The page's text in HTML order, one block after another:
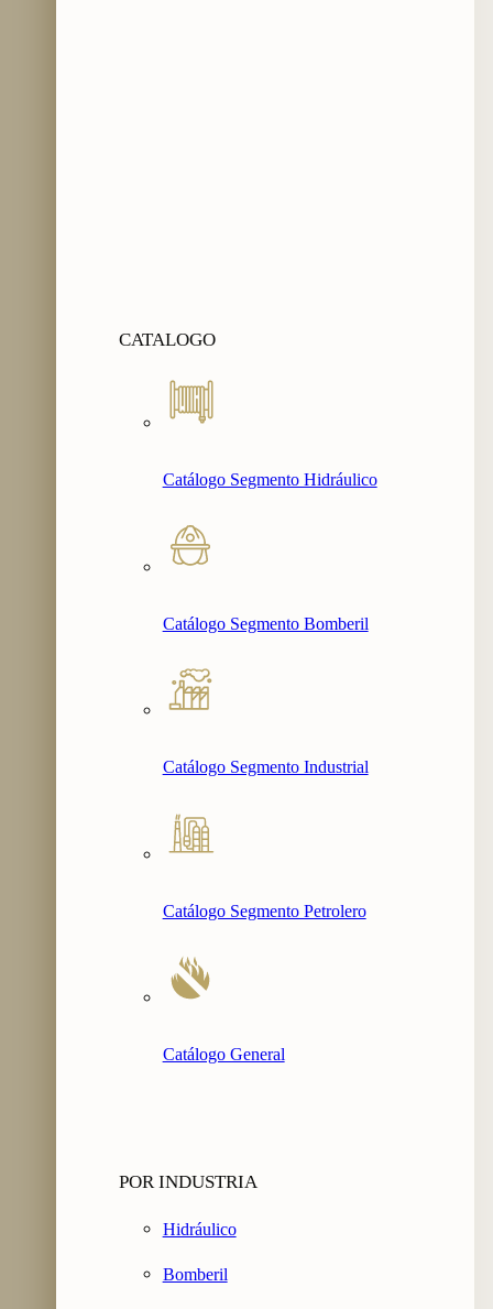
CATALOGO
Catálogo Segmento Hidráulico
Catálogo Segmento Bomberil
Catálogo Segmento Industrial
Catálogo Segmento Petrolero
Catálogo General
POR INDUSTRIA
Hidráulico
Bomberil